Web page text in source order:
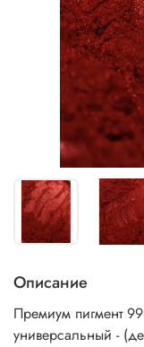
Описание
Премиум пигмент
универсальный -